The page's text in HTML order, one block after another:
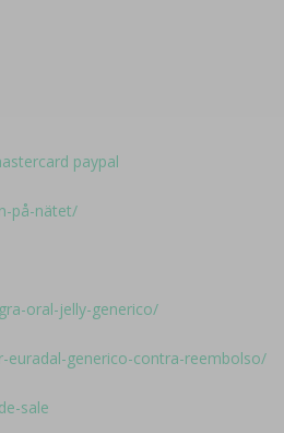
paypal
på-nätet/
oral-jelly-generico/
euradal-generico-contra-reembolso/
sale